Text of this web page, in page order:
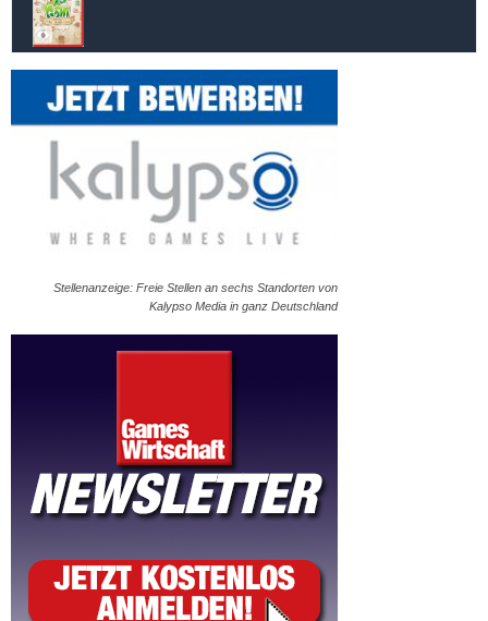
Stellenanzeige: Freie Stellen an sechs Standorten von
Kalypso Media in ganz Deutschland